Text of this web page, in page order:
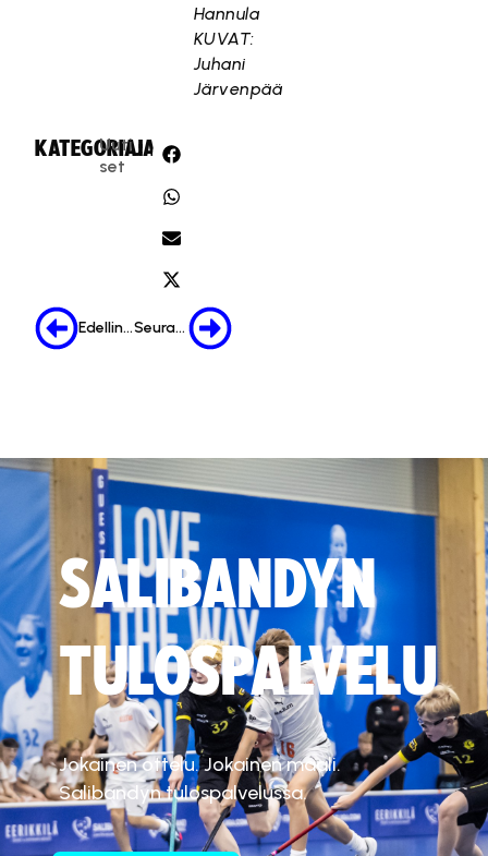
Hannula
KUVAT:
Juhani
Järvenpää
KATEGORIA:
Uuti
set
JAA:
Edellinen Seuraava
SALIBANDYN
TULOSPALVELU
Jokainen ottelu. Jokainen maali.
Salibandyn tulospalvelussa.